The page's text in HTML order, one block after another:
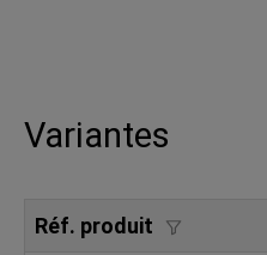
Variantes
Réf. produit